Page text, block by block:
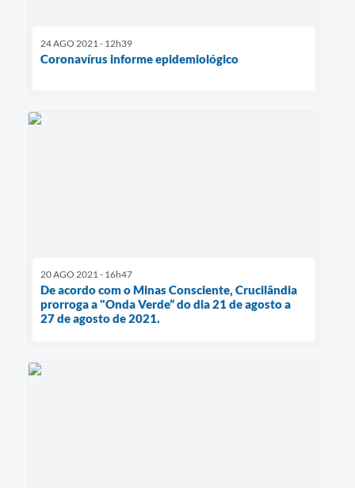
24 AGO 2021 - 12h39
Coronavírus informe epidemiológico
20 AGO 2021 - 16h47
De acordo com o Minas Consciente, Crucilândia
prorroga a "Onda Verde” do dia 21 de agosto a
27 de agosto de 2021.